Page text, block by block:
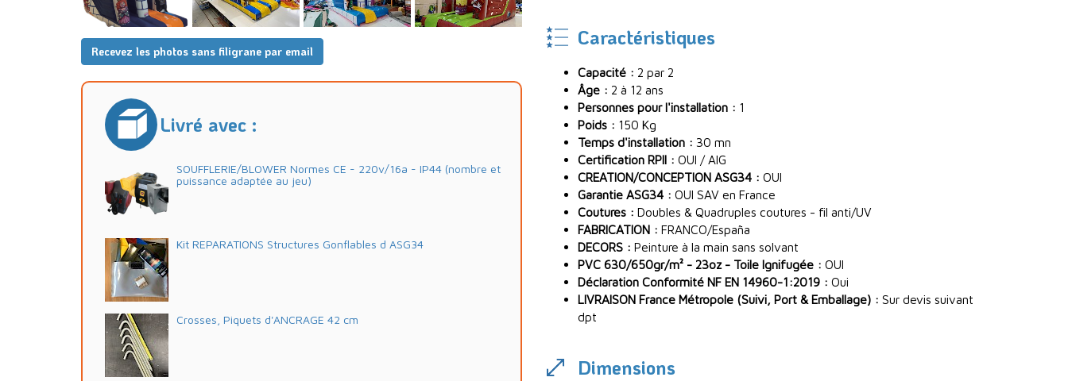
Recevez les photos sans filigrane par email
Livré avec :
SOUFFLERIE/BLOWER Normes CE - 220v/16a - IP44 (nombre et
puissance adaptée au jeu)
Kit REPARATIONS Structures Gonflables d ASG34
Crosses, Piquets d'ANCRAGE 42 cm
Caractéristiques
Capacité : 2 par 2
Âge : 2 à 12 ans
Personnes pour l'installation : 1
Poids : 150 Kg
Temps d'installation : 30 mn
Certification RPII : OUI / AIG
CREATION/CONCEPTION ASG34 : OUI
Garantie ASG34 : OUI SAV en France
Coutures : Doubles & Quadruples coutures - fil anti/UV
FABRICATION : FRANCO/España
DECORS : Peinture à la main sans solvant
PVC 630/650gr/m² - 23oz - Toile Ignifugée : OUI
Déclaration Conformité NF EN 14960-1:2019 : Oui
LIVRAISON France Métropole (Suivi, Port & Emballage) : Sur devis suivant
dpt
Dimensions